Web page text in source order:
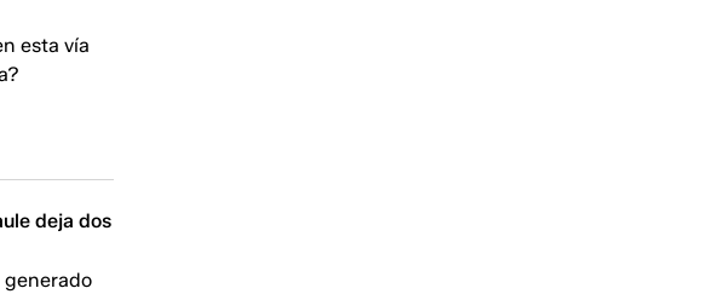
esta vía
deja dos
generado